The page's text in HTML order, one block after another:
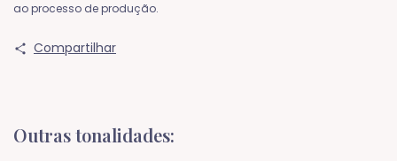
ao processo de produção.
Compartilhar
Outras tonalidades: